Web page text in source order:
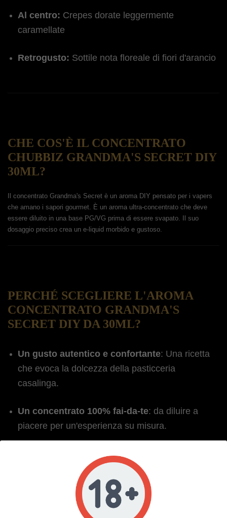
Al centro: Crepes dorate leggermente
caramellate
Retrogusto: Sottile nota floreale di fiori d'arancio
CHE COS'È IL CONCENTRATO
CHUBBIZ GRANDMA'S SECRET DIY
30ML?
Il concentrato Grandma's Secret è un aroma DIY pensato per i vapers
che amano i sapori gourmet. È un aroma ultra-concentrato che deve
essere diluito in una base PG/VG prima di essere svapato. Il suo
dosaggio preciso crea un e-liquid morbido e gustoso.
PERCHÉ SCEGLIERE L'AROMA
CONCENTRATO GRANDMA'S
SECRET DIY DA 30ML?
Un gusto autentico e confortante: Una ricetta
che evoca la dolcezza della pasticceria
casalinga.
Un concentrato 100% fai-da-te: da diluire a
piacere per un'esperienza su misura.
Produzione di qualità: realizzata con aromi di
prima qualità per un risultato fedele ed